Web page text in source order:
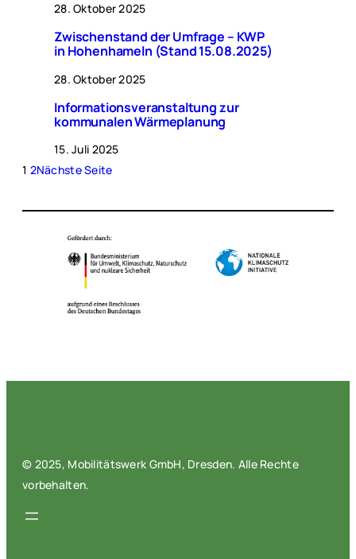
28. Oktober 2025
Zwischenstand der Umfrage – KWP
in Hohenhameln (Stand 15.08.2025)
28. Oktober 2025
Informationsveranstaltung zur
kommunalen Wärmeplanung
15. Juli 2025
1 2Nächste Seite
© 2025, Mobilitätswerk GmbH, Dresden. Alle Rechte
vorbehalten.